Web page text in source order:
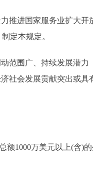
推进国家服务业扩大开
定本规定。
范围广、持续发展潜力
社会发展贡献突出或具
1000万美元以上(含)